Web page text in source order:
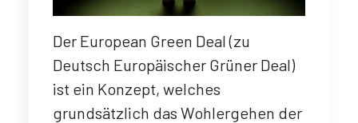
Der European Green Deal (zu
Deutsch Europäischer Grüner Deal)
ist ein Konzept, welches
grundsätzlich das Wohlergehen der